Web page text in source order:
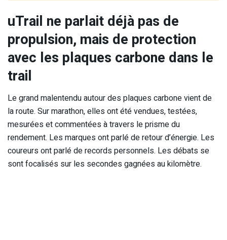
uTrail ne parlait déjà pas de
propulsion, mais de protection
avec les plaques carbone dans le
trail
Le grand malentendu autour des plaques carbone vient de
la route. Sur marathon, elles ont été vendues, testées,
mesurées et commentées à travers le prisme du
rendement. Les marques ont parlé de retour d’énergie. Les
coureurs ont parlé de records personnels. Les débats se
sont focalisés sur les secondes gagnées au kilomètre.